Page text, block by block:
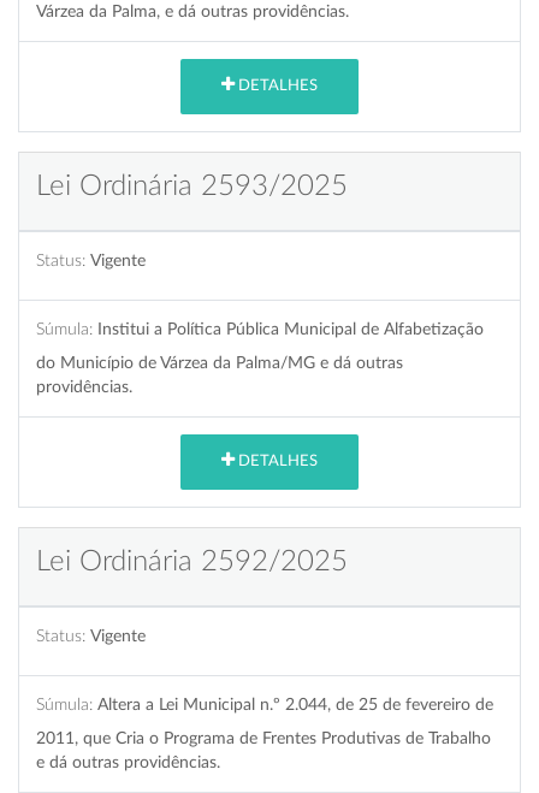
Várzea da Palma, e dá outras providências.
DETALHES
Lei Ordinária 2593/2025
Status: Vigente
Súmula: Institui a Política Pública Municipal de Alfabetização
do Município de Várzea da Palma/MG e dá outras
providências.
DETALHES
Lei Ordinária 2592/2025
Status: Vigente
Súmula: Altera a Lei Municipal n.º 2.044, de 25 de fevereiro de
2011, que Cria o Programa de Frentes Produtivas de Trabalho
e dá outras providências.